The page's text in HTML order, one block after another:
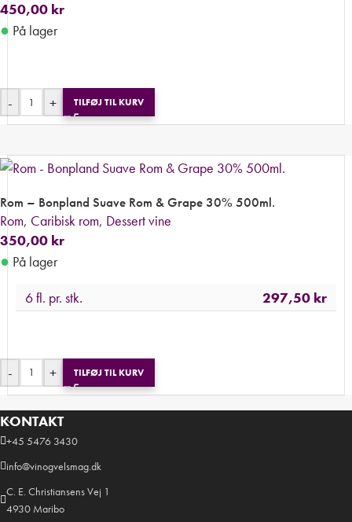
450,00 kr
● På lager
- + TILFØJ TIL KURV
Rom – Bonpland Suave Rom & Grape 30% 500ml.
Rom, Caribisk rom, Dessert vine
350,00 kr
● På lager
6 fl. pr. stk.
297,50 kr
- + TILFØJ TIL KURV
KONTAKT
+45 5476 3430
info@vinogvelsmag.dk
C. E. Christiansens Vej 1
4930 Maribo